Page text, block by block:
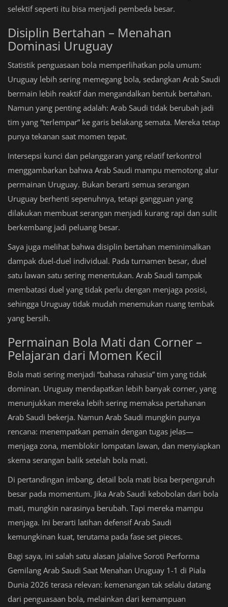
selektif seperti itu bisa menjadi pembeda besar.
Disiplin Bertahan – Menahan
Dominasi Uruguay
Statistik penguasaan bola memperlihatkan pola umum:
Uruguay lebih sering memegang bola, sedangkan Arab Saudi
bermain lebih reaktif dan mengandalkan bentuk bertahan.
Namun yang penting adalah: Arab Saudi tidak berubah jadi
tim yang “terlempar” ke garis belakang semata. Mereka tetap
punya tekanan saat momen tepat.
Intersepsi kunci dan pelanggaran yang relatif terkontrol
menggambarkan bahwa Arab Saudi mampu memotong alur
permainan Uruguay. Bukan berarti semua serangan
Uruguay berhenti sepenuhnya, tetapi gangguan yang
dilakukan membuat serangan menjadi kurang rapi dan sulit
berkembang jadi peluang besar.
Saya juga melihat bahwa disiplin bertahan meminimalkan
dampak duel-duel individual. Pada turnamen besar, duel
satu lawan satu sering menentukan. Arab Saudi tampak
membatasi duel yang tidak perlu dengan menjaga posisi,
sehingga Uruguay tidak mudah menemukan ruang tembak
yang bersih.
Permainan Bola Mati dan Corner –
Pelajaran dari Momen Kecil
Bola mati sering menjadi “bahasa rahasia” tim yang tidak
dominan. Uruguay mendapatkan lebih banyak corner, yang
menunjukkan mereka lebih sering memaksa pertahanan
Arab Saudi bekerja. Namun Arab Saudi mungkin punya
rencana: menempatkan pemain dengan tugas jelas—
menjaga zona, memblokir lompatan lawan, dan menyiapkan
skema serangan balik setelah bola mati.
Di pertandingan imbang, detail bola mati bisa berpengaruh
besar pada momentum. Jika Arab Saudi kebobolan dari bola
mati, mungkin narasinya berubah. Tapi mereka mampu
menjaga. Ini berarti latihan defensif Arab Saudi
kemungkinan kuat, terutama pada fase set pieces.
Bagi saya, ini salah satu alasan Jalalive Soroti Performa
Gemilang Arab Saudi Saat Menahan Uruguay 1-1 di Piala
Dunia 2026 terasa relevan: kemenangan tak selalu datang
dari penguasaan bola, melainkan dari kemampuan